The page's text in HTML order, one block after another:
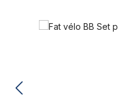
Ignorer la galerie d'images